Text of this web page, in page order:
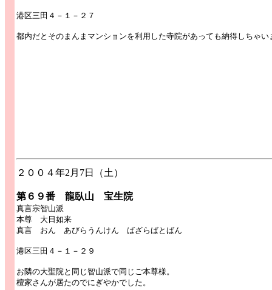
港区三田４－１－２７
都内だとそのまんまマンションを利用した寺院があっても納得しちゃい
２００４年2月7日（土）
第６９番 龍臥山 宝生院
真言宗智山派
本尊 大日如来
真言 おん あびらうんけん ばざらばとばん
港区三田４－１－２９
お隣の大聖院と同じ智山派で同じご本尊様。
檀家さんが居たのでにぎやかでした。